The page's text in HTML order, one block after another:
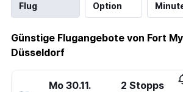
Flug
Option
Günstige Flugangebote von Fort
Düsseldorf
Mo 30.11. 2 Stopps